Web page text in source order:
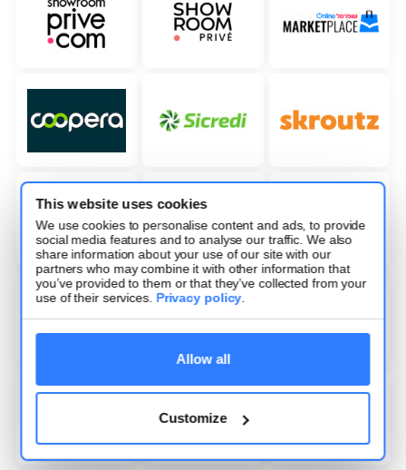
This website uses cookies
We use cookies to personalise content and ads, to provide
social media features and to analyse our traffic. We also
share information about your use of our site with our
partners who may combine it with other information that
you’ve provided to them or that they’ve collected from your
use of their services. Privacy policy.
Allow all
Customize